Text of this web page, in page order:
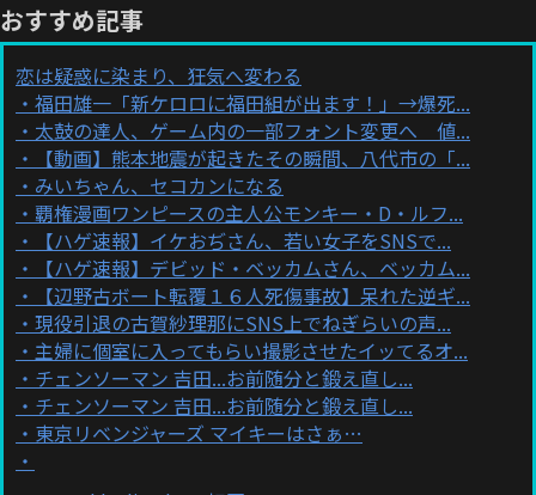
おすすめ記事
恋は疑惑に染まり、狂気へ変わる
福田雄一「新ケロロに福田組が出ます！」→爆死...
太鼓の達人、ゲーム内の一部フォント変更へ 値...
【動画】熊本地震が起きたその瞬間、八代市の「...
みいちゃん、セコカンになる
覇権漫画ワンピースの主人公モンキー・D・ルフ...
【ハゲ速報】イケおぢさん、若い女子をSNSで...
【ハゲ速報】デビッド・ベッカムさん、ベッカム...
【辺野古ボート転覆１６人死傷事故】呆れた逆ギ...
現役引退の古賀紗理那にSNS上でねぎらいの声...
主婦に個室に入ってもらい撮影させたイッてるオ...
チェンソーマン 吉田...お前随分と鍛え直し...
チェンソーマン 吉田...お前随分と鍛え直し...
東京リベンジャーズ マイキーはさぁ…